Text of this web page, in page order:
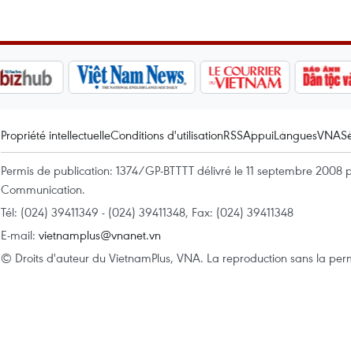
Propriété intellectuelleConditions d'utilisationRSSAppuiLanguesVNA
Permis de publication: 1374/GP-BTTTT délivré le 11 septembre
Communication.
Tél: (024) 39411349 - (024) 39411348, Fax: (024) 39411348
E-mail: vietnamplus@vnanet.vn
© Droits d'auteur du VietnamPlus, VNA. La reproduction sans la